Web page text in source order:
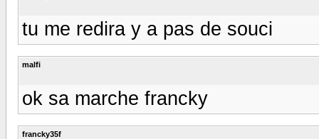
tu me redira y a pas de souci
malfi
ok sa marche francky
francky35f